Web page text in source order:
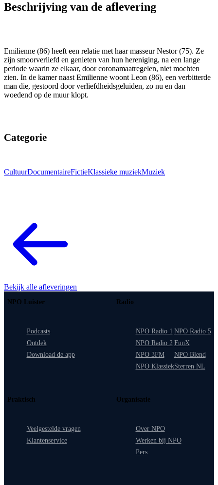
Beschrijving van de aflevering
Emilienne (86) heeft een relatie met haar masseur Nestor (75). Ze
zijn smoorverliefd en genieten van hun hereniging, na een lange
periode waarin ze elkaar, door coronamaatregelen, niet mochten
zien. In de kamer naast Emilienne woont Leon (86), een verbitterde
man die, gestoord door verliefdheidsgeluiden, zo nu en dan
woedend op de muur klopt.
Categorie
CultuurDocumentaireFictieKlassieke muziekMuziek
Bekijk alle afleveringen
NPO Luister
Podcasts
Ontdek
Download de app
Radio
NPO Radio 1
NPO Radio 2
NPO 3FM
NPO Klassiek
NPO Radio 5
FunX
NPO Blend
Sterren NL
Praktisch
Veelgestelde vragen
Klantenservice
Organisatie
Over NPO
Werken bij NPO
Pers